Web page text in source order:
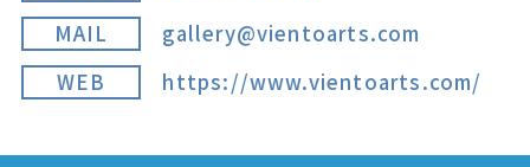
MAIL
gallery@vientoarts.com
WEB
https://www.vientoarts.com/